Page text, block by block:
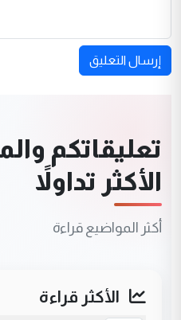
إرسال التعليق
تعليقاتكم
الأكثر تداولاً
أكثر المواضيع قراءة
الأكثر قراءة